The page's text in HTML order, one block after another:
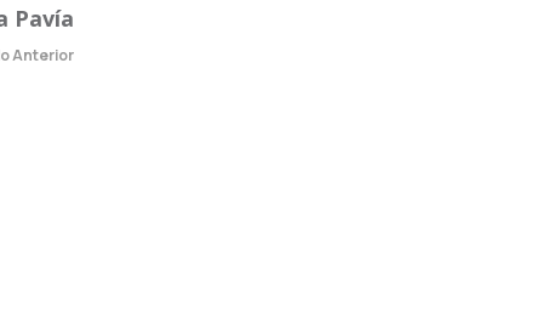
Pavía
Anterior